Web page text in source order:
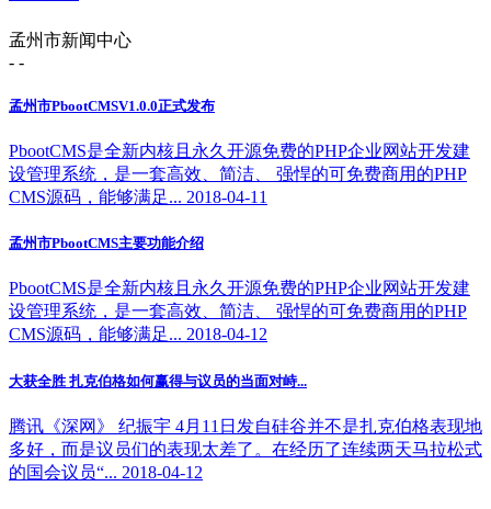
孟州市新闻中心
- -
孟州市PbootCMSV1.0.0正式发布
PbootCMS是全新内核且永久开源免费的PHP企业网站开发建
设管理系统，是一套高效、简洁、 强悍的可免费商用的PHP
CMS源码，能够满足... 2018-04-11
孟州市PbootCMS主要功能介绍
PbootCMS是全新内核且永久开源免费的PHP企业网站开发建
设管理系统，是一套高效、简洁、 强悍的可免费商用的PHP
CMS源码，能够满足... 2018-04-12
大获全胜 扎克伯格如何赢得与议员的当面对峙...
腾讯《深网》 纪振宇 4月11日发自硅谷并不是扎克伯格表现地
多好，而是议员们的表现太差了。在经历了连续两天马拉松式
的国会议员“... 2018-04-12